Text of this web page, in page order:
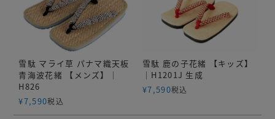
雪駄 マライ草 パナマ織天板
青海波花緒 【メンズ】｜
H826
¥7,590税込
雪駄 鹿の子花緒 【キッズ】
｜H1201J 生成
¥7,590税込